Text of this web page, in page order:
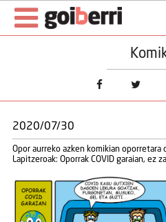
2020/07/30
Opor aurreko azken komikian
Lapitzeroak: Oporrak COVID garaian, ez